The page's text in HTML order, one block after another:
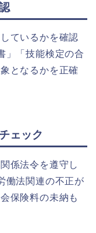
ているかを確認
」「技能検定の合
となるかを正確
ェック
係法令を遵守し
働法関連の不正が
保険料の未納も